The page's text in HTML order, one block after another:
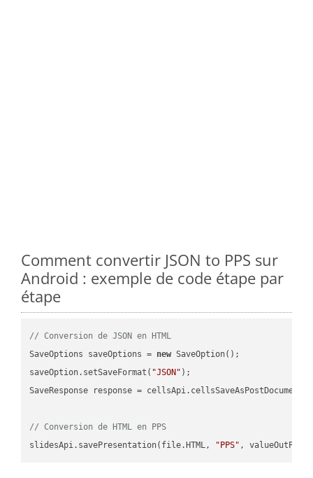
Comment convertir JSON to PPS sur
Android : exemple de code étape par
étape
// Conversion de JSON en HTML
SaveOptions saveOptions = new SaveOption();
saveOption.setSaveFormat( "JSON" );
SaveResponse response =
// Conversion de HTML en PPS
slidesApi.savePresentation(file.HTML,
"PPS"